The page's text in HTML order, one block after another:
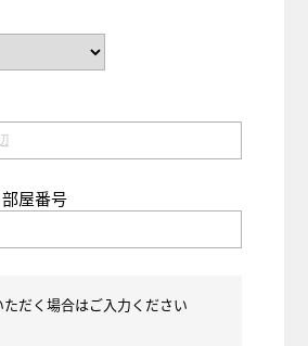
屋番号
だく場合はご入力ください